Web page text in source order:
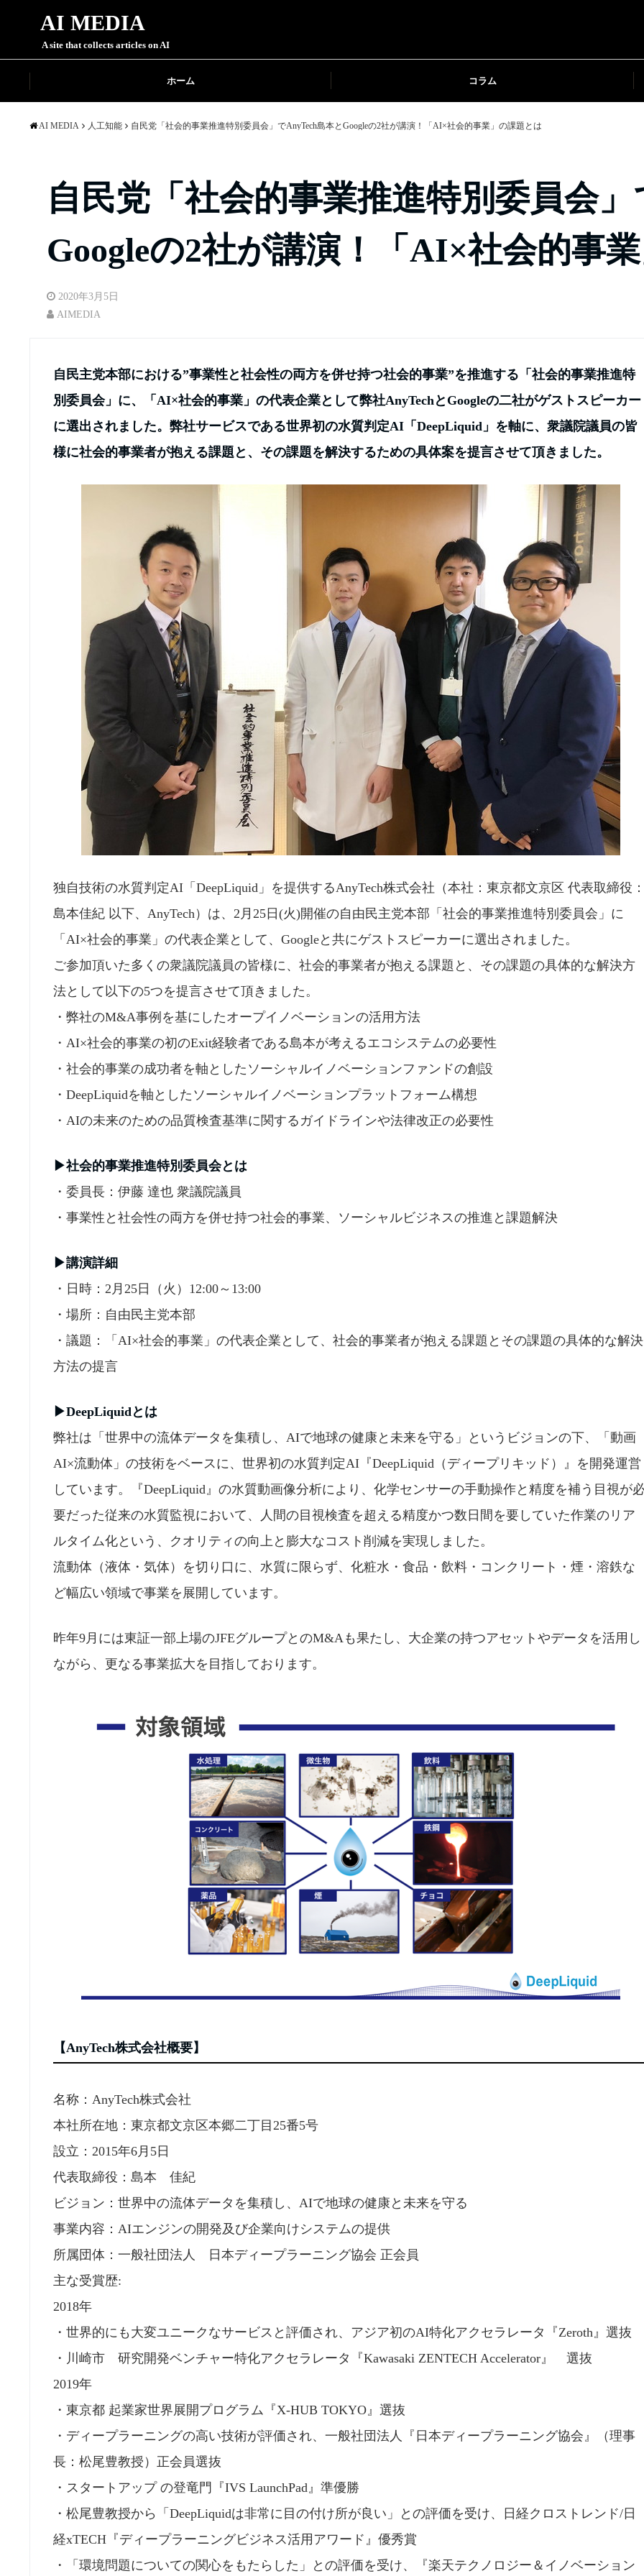
AI MEDIA
A site that collects articles on AI
ホーム コラム
AI MEDIA 人工知能 自民党「社会的事業推進特別委員会」でAnyTech島本とGoogleの2社が講演！「AI×社会的事業」の課題とは
自民党「社会的事業推進特別委員会
Googleの2社が講演！「AI×社会的事
2020年3月5日
AIMEDIA
自民主党本部における”事業性と社会性の両方を併せ持つ社会的事業”を推進する「社会的事業推進特
別委員会」に、「AI×社会的事業」の代表企業として弊社AnyTechとGoogleの二社がゲストスピーカー
に選出されました。弊社サービスである世界初の水質判定AI「DeepLiquid」を軸に、衆議院議員の皆
様に社会的事業者が抱える課題と、その課題を解決するための具体案を提言させて頂きました。
独自技術の水質判定AI「DeepLiquid」を提供するAnyTech株式会社（本社：東京都文京区 代表取締役
島本佳紀 以下、AnyTech）は、2月25日(火)開催の自由民主党本部「社会的事業推進特別委員会」に
「AI×社会的事業」の代表企業として、Googleと共にゲストスピーカーに選出されました。
ご参加頂いた多くの衆議院議員の皆様に、社会的事業者が抱える課題と、その課題の具体的な解決方
法として以下の5つを提言させて頂きました。
​・弊社のM&A事例を基にしたオープイノベーションの活用方法
​・AI×社会的事業の初のExit経験者である島本が考えるエコシステムの必要性
​・社会的事業の成功者を軸としたソーシャルイノベーションファンドの創設
​・DeepLiquidを軸としたソーシャルイノベーションプラットフォーム構想
​・AIの未来のための品質検査基準に関するガイドラインや法律改正の必要性
▶︎社会的事業推進特別委員会とは
・委員長：伊藤 達也 衆議院議員
・事業性と社会性の両方を併せ持つ社会的事業、ソーシャルビジネスの推進と課題解決
▶︎講演詳細
・日時：2月25日（火）12:00～13:00
・場所：自由民主党本部
・議題：「AI×社会的事業」の代表企業として、社会的事業者が抱える課題とその課題の具体的な解決
方法の提言
▶︎DeepLiquidとは
弊社は「世界中の流体データを集積し、AIで地球の健康と未来を守る」というビジョンの下、「動画
AI×流動体」の技術をベースに、世界初の水質判定AI『DeepLiquid（ディープリキッド）』を開発運営
しています。『DeepLiquid』の水質動画像分析により、化学センサーの手動操作と精度を補う目視が
要だった従来の水質監視において、人間の目視検査を超える精度かつ数日間を要していた作業のリア
ルタイム化という、クオリティの向上と膨大なコスト削減を実現しました。
流動体（液体・気体）を切り口に、水質に限らず、化粧水・食品・飲料・コンクリート・煙・溶鉄な
ど幅広い領域で事業を展開しています。
昨年9月には東証一部上場のJFEグループとのM&Aも果たし、大企業の持つアセットやデータを活用し
ながら、更なる事業拡大を目指しております。
【AnyTech株式会社概要】
名称：AnyTech株式会社
本社所在地：東京都文京区本郷二丁目25番5号
設立：2015年6月5日
代表取締役：島本 佳紀
ビジョン：世界中の流体データを集積し、AIで地球の健康と未来を守る
事業内容：AIエンジンの開発及び企業向けシステムの提供
所属団体：一般社団法人 日本ディープラーニング協会 正会員
主な受賞歴:
2018年
・世界的にも大変ユニークなサービスと評価され、アジア初のAI特化アクセラレータ『Zeroth』選抜
・川崎市 研究開発ベンチャー特化アクセラレータ『Kawasaki ZENTECH Accelerator』 選抜
2019年
・東京都 起業家世界展開プログラム『X-HUB TOKYO』選抜
・ディープラーニングの高い技術が評価され、一般社団法人『日本ディープラーニング協会』（理事
長：松尾豊教授）正会員選抜
・スタートアップ の登竜門『IVS LaunchPad』準優勝
・松尾豊教授から「DeepLiquidは⾮常に⽬の付け所が良い」との評価を受け、日経クロストレンド/日
経xTECH『ディープラーニングビジネス活用アワード』優秀賞
・「環境問題についての関⼼をもたらした」との評価を受け、『楽天テクノロジー＆イノベーション